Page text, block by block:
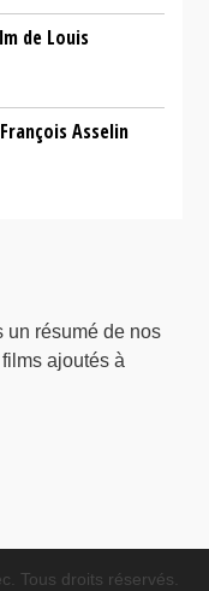
de Louis
Asselin
un résumé de nos
ajoutés à
Tous droits réservés.